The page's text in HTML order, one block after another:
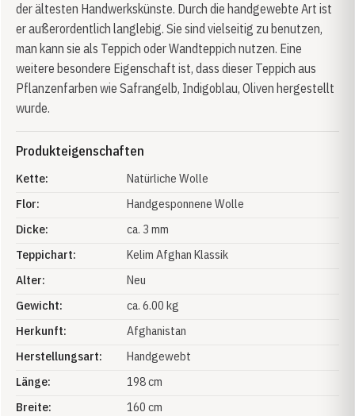
der ältesten Handwerkskünste. Durch die handgewebte Art ist
er außerordentlich langlebig. Sie sind vielseitig zu benutzen,
man kann sie als Teppich oder Wandteppich nutzen. Eine
weitere besondere Eigenschaft ist, dass dieser Teppich aus
Pflanzenfarben wie Safrangelb, Indigoblau, Oliven hergestellt
wurde.
Produkteigenschaften
Kette:
Natürliche Wolle
Flor:
Handgesponnene Wolle
Dicke:
ca. 3 mm
Teppichart:
Kelim Afghan Klassik
Alter:
Neu
Gewicht:
ca. 6.00 kg
Herkunft:
Afghanistan
Herstellungsart:
Handgewebt
Länge:
198 cm
Breite:
160 cm